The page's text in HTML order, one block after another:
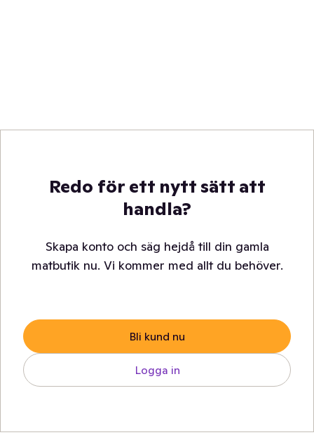
Redo för ett nytt sätt att
handla?
Skapa konto och säg hejdå till din gamla
matbutik nu. Vi kommer med allt du behöver.
Bli kund nu
Logga in